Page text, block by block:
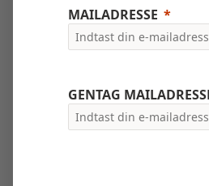
MAILADRESSE
GENTAG